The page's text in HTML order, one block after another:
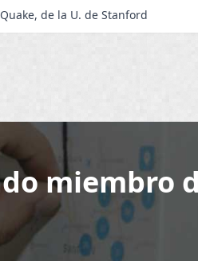
de la U. de Stanford
miembro